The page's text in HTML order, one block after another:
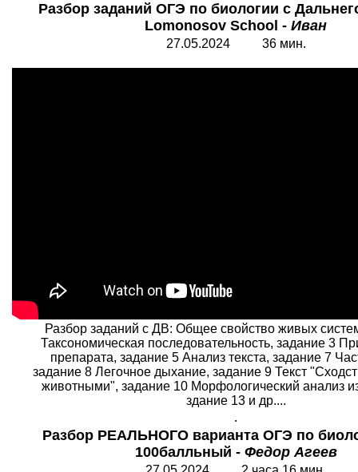
Разбор заданий ОГЭ по биологии с
Lomonosov School - Иван
27.05.2024 36 мин.
Разбор заданий с ДВ: Общее свойство живых
Таксономическая последовательность, задание 3
препарата, задание 5 Анализ текста, задание 7
задание 8 Легочное дыхание, задание 9 Текст
животными", задание 10 Морфологический анализ
здание 13 и др....
.
Разбор РЕАЛЬНОГО варианта ОГЭ по
100балльный - Федор Агеев